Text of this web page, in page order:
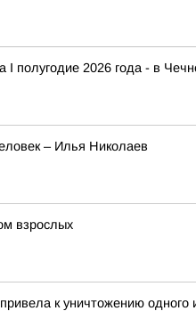
полугодие 2026 года - в
– Илья Николаев
взрослых
к уничтожению